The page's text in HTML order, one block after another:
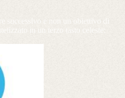
successivo e non un obiettivo di
in un terzo tasto celeste: